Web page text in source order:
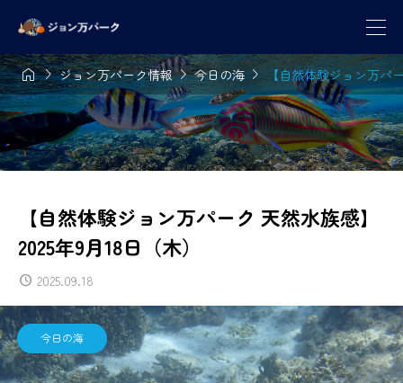
ジョン万パーク情報今日の海【自然体験ジョン万パ
【自然体験ジョン万パーク 天然水族感】
2025年9月18日（木）
2025.09.18
今日の海